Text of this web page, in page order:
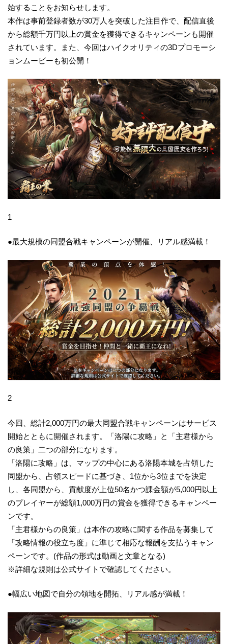
始することをお知らせします。
本作は事前登録者数が30万人を突破した注目作で、配信直後
から総額千万円以上の賞金を獲得できるキャンペーンも開催
されています。また、今回はハイクオリティの3Dプロモーシ
ョンムービーも初公開！
1
●最大規模の同盟合戦キャンペーンが開催、リアル感満載！
2
今回、総計2,000万円の最大同盟合戦キャンペーンはサービス
開始とともに開催されます。「洛陽に攻略」と「主君様から
の良策」二つの部分になります。
「洛陽に攻略」は、マップの中心にある洛陽本城を占領した
同盟から、占領スピードに基づき、1位から3位までを決定
し、各同盟から、貢献度が上位50名かつ課金額が5,000円以上
のプレイヤーが総額1,000万円の賞金を獲得できるキャンペー
ンです。
「主君様からの良策」は本作の攻略に関する作品を募集して
「攻略情報の役立ち度」に準じて相応な報酬を支払うキャン
ペーンです。(作品の形式は動画と文章となる)
※詳細な規則は公式サイトで確認してください。
●幅広い地図で自分の領地を開拓、リアル感が満載！